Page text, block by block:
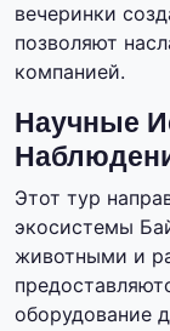
вечеринки
позволяют
компанией.
Научные
Этот тур
экосистемы
животными и
оборудование